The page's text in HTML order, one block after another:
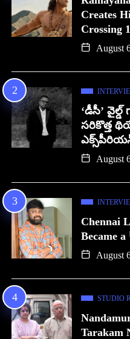
Creates
Crossing 1
August
‘డీసీ’
సరికొత్త
August
Chennai
Became
August
STUDIO
Tarakam